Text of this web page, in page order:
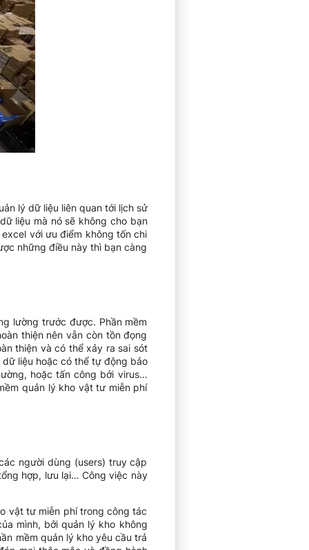
lý dữ liệu liên quan tới lịch sử
liệu mà nó sẽ không cho bạn
với ưu điểm không tốn chi
những điều này thì bạn càng
lường trước được. Phần mềm
thiện nên vẫn còn tồn đọng
thiện và có thể xảy ra sai sót
liệu hoặc có thể tự động bảo
hoặc tấn công bởi virus…
quản lý kho vật tư miễn phí
người dùng (users) truy cập
hợp, lưu lại… Công việc này
vật tư miễn phí trong công tác
mình, bởi quản lý kho không
mềm quản lý kho yêu cầu trả